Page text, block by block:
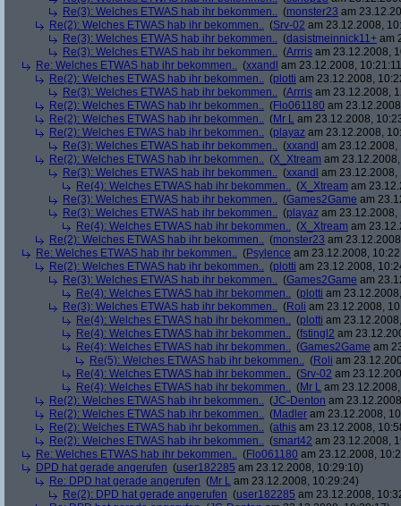
Re(3): Welches ETWAS hab ihr bekommen.. (monster23 am
Re(2): Welches ETWAS hab ihr bekommen.. (Srv-02 am 23.12.2008,
Re(3): Welches ETWAS hab ihr bekommen.. (dasistmeinnick11+ am
Re(3): Welches ETWAS hab ihr bekommen.. (Arrris am 23.12.2008,
Re: Welches ETWAS hab ihr bekommen.. (xxandl am 23.12.2008,
Re(2): Welches ETWAS hab ihr bekommen.. (plotti am 23.12.2008,
Re(3): Welches ETWAS hab ihr bekommen.. (Arrris am 23.12.2008,
Re(2): Welches ETWAS hab ihr bekommen.. (Flo061180 am
Re(2): Welches ETWAS hab ihr bekommen.. (Mr L am 23.12.2008,
Re(2): Welches ETWAS hab ihr bekommen.. (playaz am 23.12.2008,
Re(3): Welches ETWAS hab ihr bekommen.. (xxandl am 23.12.2008,
Re(2): Welches ETWAS hab ihr bekommen.. (X_Xtream am
Re(3): Welches ETWAS hab ihr bekommen.. (xxandl am 23.12.2008,
Re(4): Welches ETWAS hab ihr bekommen.. (X_Xtream am
Re(3): Welches ETWAS hab ihr bekommen.. (Games2Game am
Re(3): Welches ETWAS hab ihr bekommen.. (playaz am 23.12.2008,
Re(4): Welches ETWAS hab ihr bekommen.. (X_Xtream am
Re(2): Welches ETWAS hab ihr bekommen.. (monster23 am
Re: Welches ETWAS hab ihr bekommen.. (Psylence am 23.12.2008,
Re(2): Welches ETWAS hab ihr bekommen.. (plotti am 23.12.2008,
Re(3): Welches ETWAS hab ihr bekommen.. (Games2Game am
Re(4): Welches ETWAS hab ihr bekommen.. (plotti am
Re(3): Welches ETWAS hab ihr bekommen.. (Roli am 23.12.2008,
Re(4): Welches ETWAS hab ihr bekommen.. (plotti am
Re(4): Welches ETWAS hab ihr bekommen.. (fstingl2 am
Re(4): Welches ETWAS hab ihr bekommen.. (Games2Game am
Re(5): Welches ETWAS hab ihr bekommen.. (Roli am
Re(4): Welches ETWAS hab ihr bekommen.. (Srv-02 am
Re(4): Welches ETWAS hab ihr bekommen.. (Mr L am
Re(2): Welches ETWAS hab ihr bekommen.. (JC-Denton am
Re(2): Welches ETWAS hab ihr bekommen.. (Madler am 23.12.2008,
Re(2): Welches ETWAS hab ihr bekommen.. (athis am 23.12.2008,
Re(2): Welches ETWAS hab ihr bekommen.. (smart42 am 23.12.2008,
Re: Welches ETWAS hab ihr bekommen.. (Flo061180 am 23.12.2008,
DPD hat gerade angerufen (user182285 am 23.12.2008, 10:29:10)
Re: DPD hat gerade angerufen (Mr L am 23.12.2008, 10:29:24)
Re(2): DPD hat gerade angerufen (user182285 am 23.12.2008,